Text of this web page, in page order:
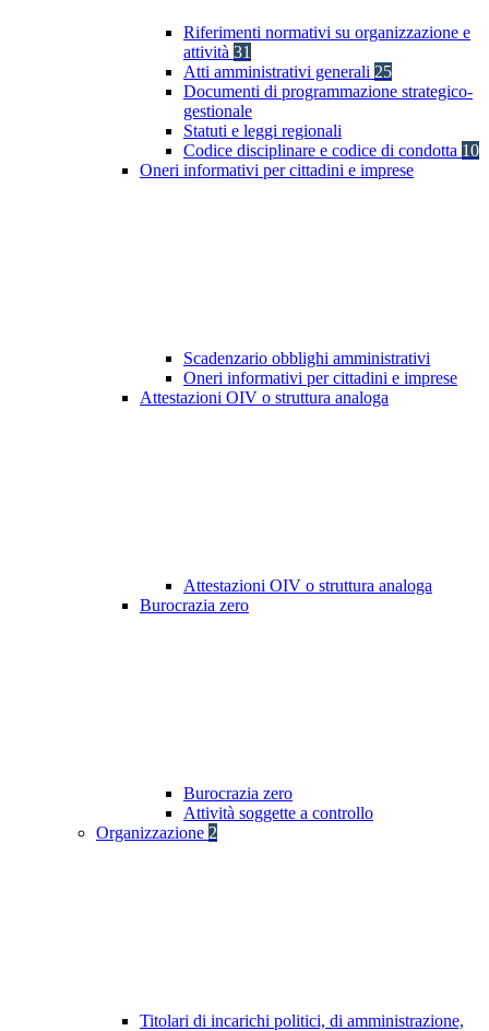
Riferimenti normativi su organizzazione e
attività 31
Atti amministrativi generali 25
Documenti di programmazione strategico-
gestionale
Statuti e leggi regionali
Codice disciplinare e codice di condotta 10
Oneri informativi per cittadini e imprese
Scadenzario obblighi amministrativi
Oneri informativi per cittadini e imprese
Attestazioni OIV o struttura analoga
Attestazioni OIV o struttura analoga
Burocrazia zero
Burocrazia zero
Attività soggette a controllo
Organizzazione 2
Titolari di incarichi politici, di amministrazione,